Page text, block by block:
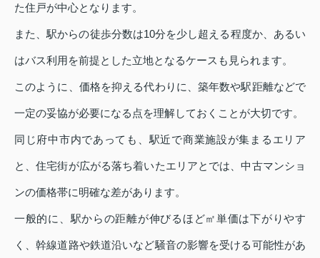
た住戸が中心となります。
また、駅からの徒歩分数は10分を少し超える程度か、あるい
はバス利用を前提とした立地となるケースも見られます。
このように、価格を抑える代わりに、築年数や駅距離などで
一定の妥協が必要になる点を理解しておくことが大切です。
同じ府中市内であっても、駅近で商業施設が集まるエリア
と、住宅街が広がる落ち着いたエリアとでは、中古マンショ
ンの価格帯に明確な差があります。
一般的に、駅からの距離が伸びるほど㎡単価は下がりやす
く、幹線道路や鉄道沿いなど騒音の影響を受ける可能性があ